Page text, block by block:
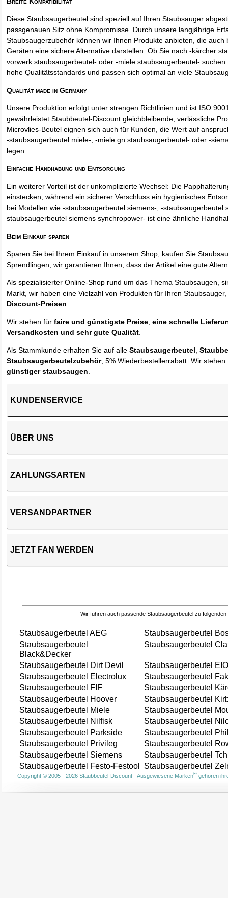
Diese Staubsaugerbeutel sind speziell auf Ihren Staubsauger
passgenauen Sitz ohne Kompromisse. Durch unsere langjährige
Staubsaugerzubehör können wir Ihnen Produkte anbieten, die auch
Geräten eine sichere Alternative darstellen. Ob Sie nach -kärcher
vorwerk staubsaugerbeutel- oder -miele staubsaugerbeutel-
hohe Qualitätsstandards und passen sich optimal an viele
Qualität made in Germany
Unsere Produktion erfolgt unter strengen Richtlinien und ist ISO
gewährleistet Staubbeutel-Discount gleichbleibende, verlässliche
Microvlies-Beutel eignen sich auch für Kunden, die Wert auf
-staubsaugerbeutel miele-, -miele gn staubsaugerbeutel- oder -
legen.
Einfache Handhabung und Entsorgung
Ein weiterer Vorteil ist der unkomplizierte Wechsel: Die
einstecken, während ein sicherer Verschluss ein hygienisches
bei Modellen wie -staubsaugerbeutel siemens-, -staubsaugerbeutel
staubsaugerbeutel siemens synchropower- ist eine ähnliche
Beim Einkauf sparen
Sparen Sie bei Ihrem Einkauf in unserem Shop, kaufen Sie
Sprendlingen, wir garantieren Ihnen, dass der Artikel eine gute
Als spezialisierter Online-Shop rund um das Thema Staubsaugen,
Markt, wir haben eine Vielzahl von Produkten für Ihren
Discount-Preisen
Wir stehen fürfaire und günstigste Preise ,eine schnelle
Versandkosten und sehr gute Qualität
Als Stammkunde erhalten Sie auf alleStaubsaugerbeutel ,
Staubsaugerbeutelzubehör, 5% Wiederbestellerrabatt. Wir
günstiger staubsaugen
KUNDENSERVICE
ÜBER UNS
ZAHLUNGSARTEN
VERSANDPARTNER
JETZT FAN WERDEN
Wir führen auch passende Staubsaugerbeutel zu folgenden
Staubsaugerbeutel AEG
Staubsaugerbeutel
Staubsaugerbeutel
Black&Decker
Staubsaugerbeutel
Staubsaugerbeutel Dirt Devil
Staubsaugerbeutel
Staubsaugerbeutel Electrolux
Staubsaugerbeutel
Staubsaugerbeutel FIF
Staubsaugerbeutel
Staubsaugerbeutel Hoover
Staubsaugerbeutel
Staubsaugerbeutel Miele
Staubsaugerbeutel
Staubsaugerbeutel Nilfisk
Staubsaugerbeutel
Staubsaugerbeutel Parkside
Staubsaugerbeutel
Staubsaugerbeutel Privileg
Staubsaugerbeutel
Staubsaugerbeutel Siemens
Staubsaugerbeutel
Staubsaugerbeutel Festo-Festool
Staubsaugerbeutel
Copyright © 2005 - 2026 Staubbeutel-Discount - Ausgewiesene Marken®gehören